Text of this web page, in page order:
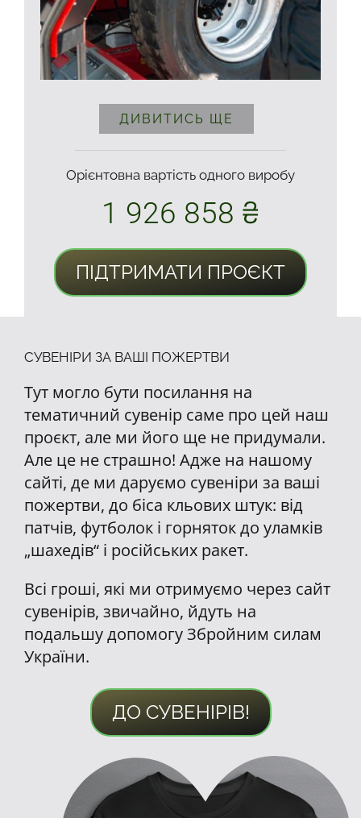
ДИВИТИСЬ ЩЕ
Орієнтовна вартість одного виробу
1 926 858 ₴
ПІДТРИМАТИ ПРОЄКТ
СУВЕНІРИ ЗА ВАШІ ПОЖЕРТВИ
Тут могло бути посилання на
тематичний сувенір саме про цей наш
проєкт, але ми його ще не придумали.
Але це не страшно! Адже на нашому
сайті, де ми даруємо сувеніри за ваші
пожертви, до біса кльових штук: від
патчів, футболок і горняток до уламків
„шахедів“ і російських ракет.
Всі гроші, які ми отримуємо через сайт
сувенірів, звичайно, йдуть на
подальшу допомогу Збройним силам
України.
ДО СУВЕНІРІВ!